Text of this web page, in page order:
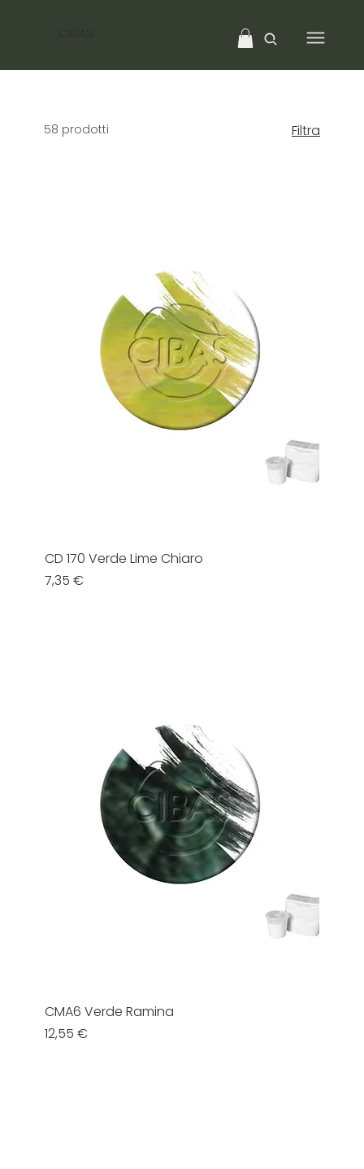
58 prodotti Filtra
CD 170 Verde Lime Chiaro
Prezzo
7,35 €
CMA6 Verde Ramina
Prezzo
12,55 €